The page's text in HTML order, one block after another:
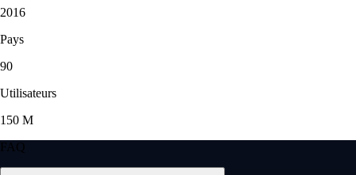
2016
Pays
90
Utilisateurs
150 M
FAQ